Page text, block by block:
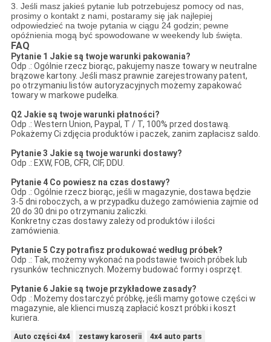
3. Jeśli masz jakieś pytanie lub potrzebujesz pomocy od nas,
prosimy o kontakt z nami, postaramy się jak najlepiej
odpowiedzieć na twoje pytania w ciągu 24 godzin; pewne
opóźnienia mogą być spowodowane w weekendy lub święta.
FAQ
Pytanie 1 Jakie są twoje warunki pakowania?
Odp .: Ogólnie rzecz biorąc, pakujemy nasze towary w neutralne
brązowe kartony. Jeśli masz prawnie zarejestrowany patent,
po otrzymaniu listów autoryzacyjnych możemy zapakować
towary w markowe pudełka.
Q2 Jakie są twoje warunki płatności?
Odp .: Western Union, Paypal, T / T, 100% przed dostawą.
Pokażemy Ci zdjęcia produktów i paczek, zanim zapłacisz saldo.
Pytanie 3 Jakie są twoje warunki dostawy?
Odp .: EXW, FOB, CFR, CIF, DDU.
Pytanie 4 Co powiesz na czas dostawy?
Odp .: Ogólnie rzecz biorąc, jeśli w magazynie, dostawa będzie
3-5 dni roboczych, a w przypadku dużego zamówienia zajmie od
20 do 30 dni po otrzymaniu zaliczki.
Konkretny czas dostawy zależyod produktów i ilości
zamówienia.
Pytanie 5 Czy potrafisz produkować według próbek?
Odp .: Tak, możemy wykonać na podstawie twoich próbek lub
rysunków technicznych. Możemy budować formy i osprzęt.
Pytanie 6 Jakie są twoje przykładowe zasady?
Odp .: Możemy dostarczyć próbkę, jeśli mamy gotowe części w
magazynie, ale klienci muszą zapłacić koszt próbki i koszt
kuriera.
Auto części 4x4 zestawy karoserii 4x4 auto parts